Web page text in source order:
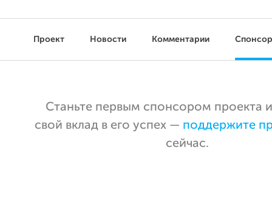
Проект Новости Комментарии
Станьте первым спонсором проекта
свой вклад в его успех — поддержите
сейчас.